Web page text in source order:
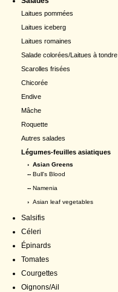
Laitues pommées
Laitues iceberg
Laitues romaines
Salade colorées/Laitues à tondre
Scarolles frisées
Chicorée
Endive
Mâche
Roquette
Autres salades
Légumes-feuilles asiatiques
› Asian Greens
-- Bull's Blood
-- Namenia
› Asian leaf vegetables
Salsifis
Céleri
Épinards
Tomates
Courgettes
Oignons/Ail